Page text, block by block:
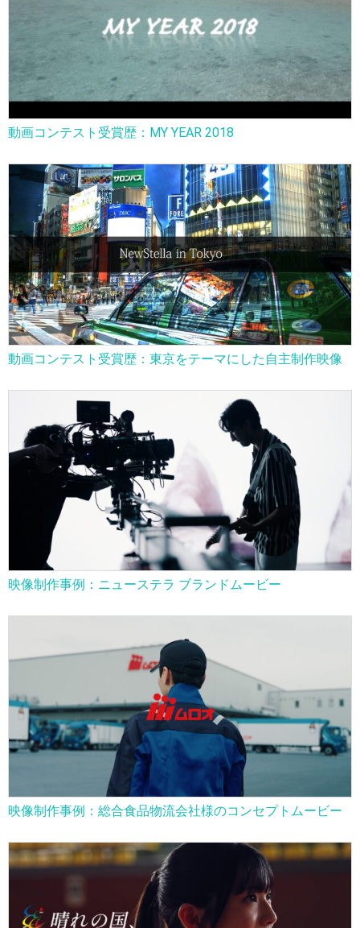
動画コンテスト受賞歴：MY YEAR 2018
動画コンテスト受賞歴：東京をテーマにした自主制作映像
映像制作事例：ニューステラ ブランドムービー
映像制作事例：総合食品物流会社様のコンセプトムービー